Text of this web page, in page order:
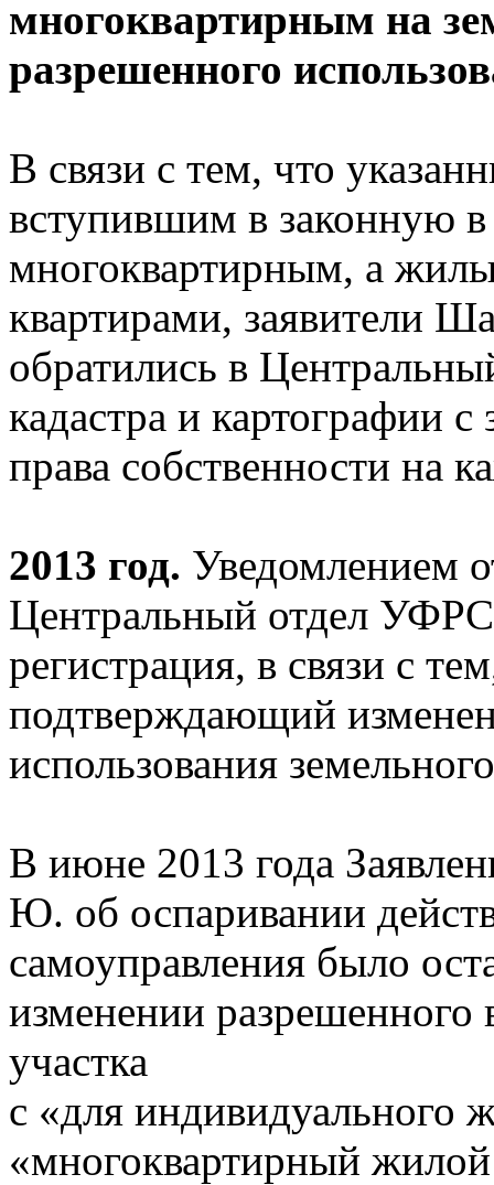
многоквартирным на
разрешенного
В связи с тем, что
вступившим в законную
многоквартирным, а
квартирами, заявители
обратились в
кадастра и картографии
права собственности на
2013 год. Уведомлением
Центральный отдел
регистрация, в связи с
подтверждающий
использования
В июне 2013 года
Ю. об оспаривании
самоуправления было
изменении разрешенного
участка
с «для индивидуального
«многоквартирный